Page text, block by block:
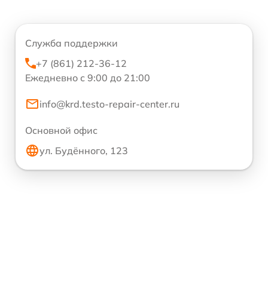
Служба поддержки
+7 (861) 212-36-12
Ежедневно с 9:00 до 21:00
info@krd.testo-repair-center.ru
Основной офис
ул. Будённого, 123